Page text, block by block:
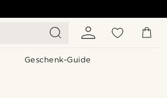
Geschenk-Guide